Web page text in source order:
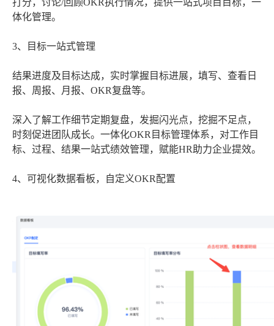
打分，讨论/回顾OKR执行情况，提供一站式项目目标，一
体化管理。
3、目标一站式管理
结果进度及目标达成，实时掌握目标进展，填写、查看日
报、周报、月报、OKR复盘等。
深入了解工作细节定期复盘，发掘闪光点，挖掘不足点，
时刻促进团队成长。一体化OKR目标管理体系，对工作目
标、过程、结果一站式绩效管理，赋能HR助力企业提效。
4、可视化数据看板，自定义OKR配置